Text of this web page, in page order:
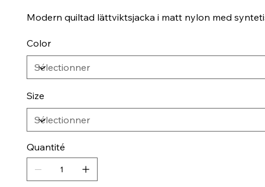
Modern quiltad lättviktsjacka i matt nylon med
Color
Size
Quantité